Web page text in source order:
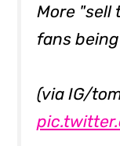
More "sell
fans
(via IG/